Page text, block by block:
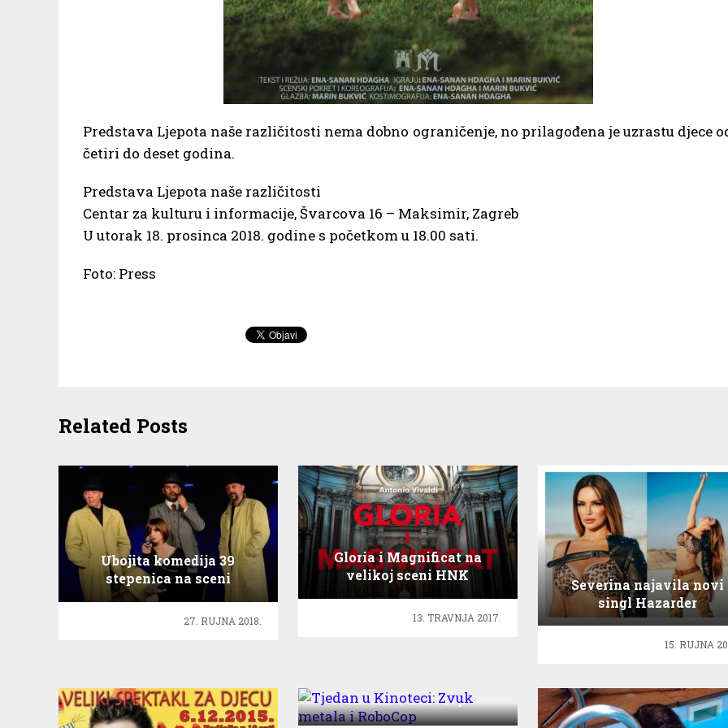
Predstava Ljepota naše različitosti nema dobno ograničenje, no prilagođena je uzrastu djece
četiri do deset godina.
Predstava Ljepota naše različitosti
Centar za kulturu i informacije, Švarcova 16 – Maksimir, Zagreb
U utorak 18. prosinca 2018. godine s početkom u 18.00 sati.
Foto: Press
Related Posts
Ubojita komedija 39
stepenica na sceni
Jazz&Cabaret kluba
Kontesa27. RUJNA 2018.
Gloria i Magnificat na
velikoj sceni HNK
13. TRAVNJA 2017.
Severina najavila novi
singl Hazarder
15. RUJNA
metala i RoboCop